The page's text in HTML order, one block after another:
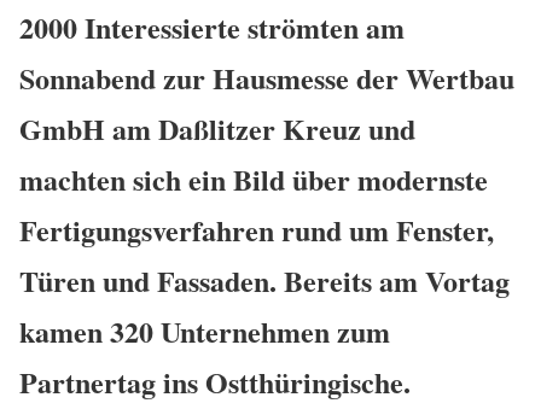
2000 Interessierte strömten am
Sonnabend zur Hausmesse der Wertbau
GmbH am Daßlitzer Kreuz und
machten sich ein Bild über modernste
Fertigungsverfahren rund um Fenster,
Türen und Fassaden. Bereits am Vortag
kamen 320 Unternehmen zum
Partnertag ins Ostthüringische.